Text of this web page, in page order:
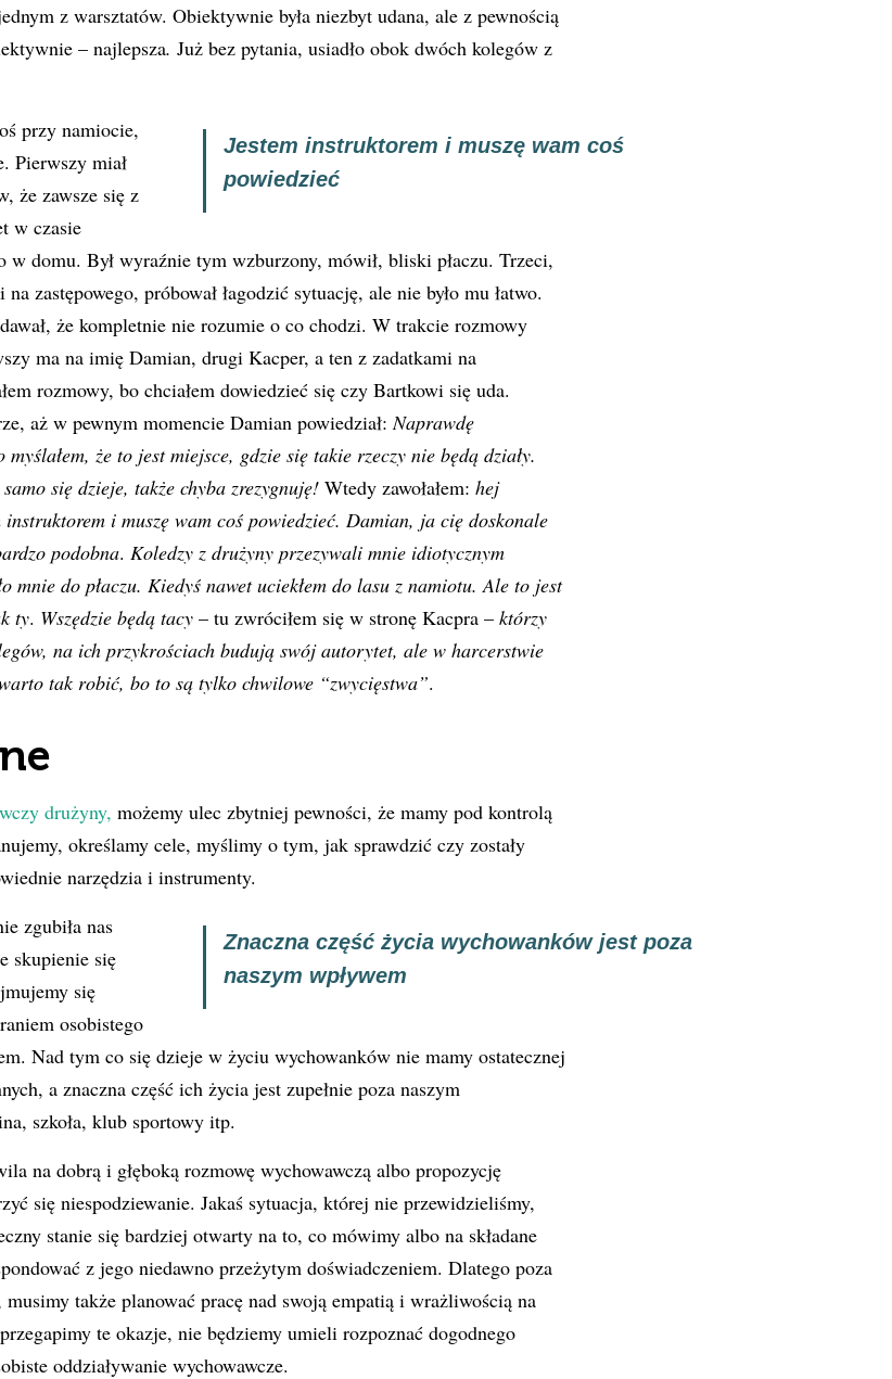
z warsztatów. Obiektywnie była niezbyt udana, ale z pewnością
– najlepsza. Już bez pytania, usiadło obok dwóch kolegów z
Jestem instruktorem i muszę wam coś
powiedzieć
przy namiocie,
Pierwszy miał
że zawsze się z
w czasie
domu. Był wyraźnie tym wzburzony, mówił, bliski płaczu. Trzeci,
zastępowego, próbował łagodzić sytuację, ale nie było mu łatwo.
że kompletnie nie rozumie o co chodzi. W trakcie rozmowy
ma na imię Damian, drugi Kacper, a ten z zadatkami na
rozmowy, bo chciałem dowiedzieć się czy Bartkowi się uda.
aż w pewnym momencie Damian powiedział:Naprawdę
że to jest miejsce, gdzie się takie rzeczy nie będą działy.
się dzieje, także chyba zrezygnuję!Wtedy zawołałem: hej
instruktorem i muszę wam coś powiedzieć. Damian, ja cię doskonale
podobna. Koledzy z drużyny przezywali mnie idiotycznym
mnie do płaczu. Kiedyś nawet uciekłem do lasu z namiotu. Ale to jest
ty. Wszędzie będą tacy– tu zwróciłem się w stronę Kacpra – którzy
na ich przykrościach budują swój autorytet, ale w harcerstwie
tak robić, bo to są tylko chwilowe “zwycięstwa”.
drużyny, możemy ulec zbytniej pewności, że mamy pod kontrolą
określamy cele, myślimy o tym, jak sprawdzić czy zostały
narzędzia i instrumenty.
Znaczna część życia wychowanków jest poza
naszym wpływem
zgubiła nas
skupienie się
się
osobistego
Nad tym co się dzieje w życiu wychowanków nie mamy ostatecznej
a znaczna część ich życia jest zupełnie poza naszym
szkoła, klub sportowy itp.
na dobrą i głęboką rozmowę wychowawczą albo propozycję
się niespodziewanie. Jakaś sytuacja, której nie przewidzieliśmy,
stanie się bardziej otwarty na to, co mówimy albo na składane
z jego niedawno przeżytym doświadczeniem. Dlatego poza
także planować pracę nad swoją empatią i wrażliwością na
te okazje, nie będziemy umieli rozpoznać dogodnego
oddziaływanie wychowawcze.